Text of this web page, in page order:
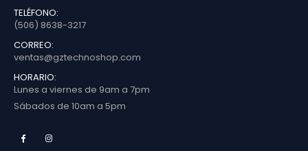
TELÉFONO:
(506) 8638-3217
CORREO:
ventas@gztechnoshop.com
HORARIO:
Lunes a viernes de 9am a 7pm
Sábados de 10am a 5pm